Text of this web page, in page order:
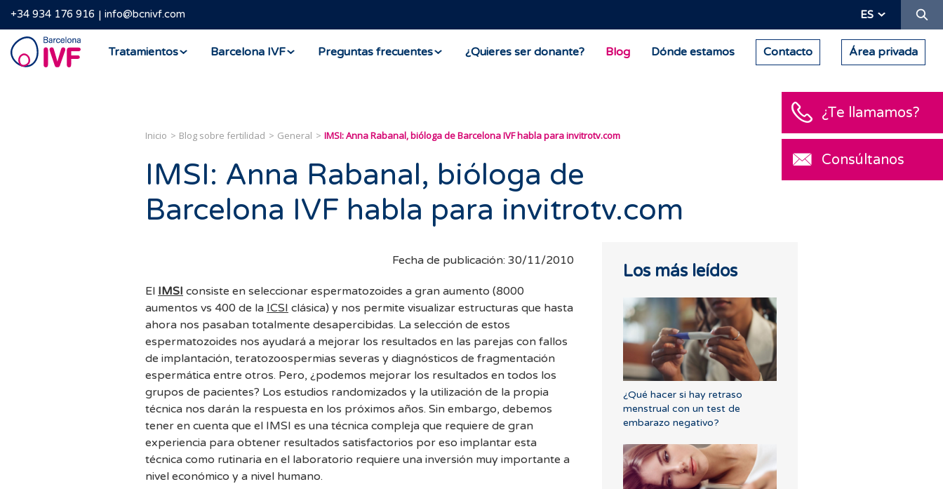
+34 934 176 916 info@bcnivf.com ES
Barcelona
IVF
Tratamientos Barcelona IVF Preguntas frecuentes ¿Quieres ser donante? Blog Dónde estamos Contacto Área privada
Inicio Blog sobre fertilidad General IMSI: Anna Rabanal, bióloga de Barcelona IVF habla para invitrotv.com
IMSI: Anna Rabanal, bióloga de
Barcelona IVF habla para invitrotv.com
Fecha de publicación: 30/11/2010
El IMSI consiste en seleccionar espermatozoides a gran aumento (8000
aumentos vs 400 de la ICSI
ahora nos pasaban totalmente desapercibidas. La selección de estos
espermatozoides nos ayudará a mejorar los resultados en las parejas con fallos
de implantación, teratozoospermias severas y diagnósticos de fragmentación
espermática entre otros. Pero, ¿podemos mejorar los resultados en todos los
grupos de pacientes? Los estudios randomizados y la utilización de la propia
técnica nos darán la respuesta en los próximos años. Sin embargo, debemos
tener en cuenta que el IMSI es una técnica compleja que requiere de gran
experiencia para obtener resultados satisfactorios por eso implantar esta
técnica como rutinaria en el laboratorio requiere una inversión muy importante a
nivel económico y a nivel humano.
Los más leídos
¿Qué hacer si hay retraso
menstrual con un test de
embarazo negativo?
¿Te llamamos?
Consúltanos